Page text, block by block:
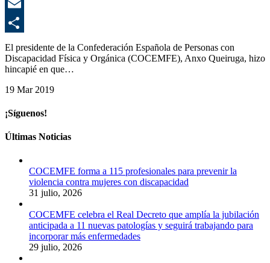
El presidente de la Confederación Española de Personas con
Discapacidad Física y Orgánica (COCEMFE), Anxo Queiruga, hizo
hincapié en que…
19 Mar 2019
¡Síguenos!
Últimas Noticias
COCEMFE forma a 115 profesionales para prevenir la
violencia contra mujeres con discapacidad
31 julio, 2026
COCEMFE celebra el Real Decreto que amplía la jubilación
anticipada a 11 nuevas patologías y seguirá trabajando para
incorporar más enfermedades
29 julio, 2026